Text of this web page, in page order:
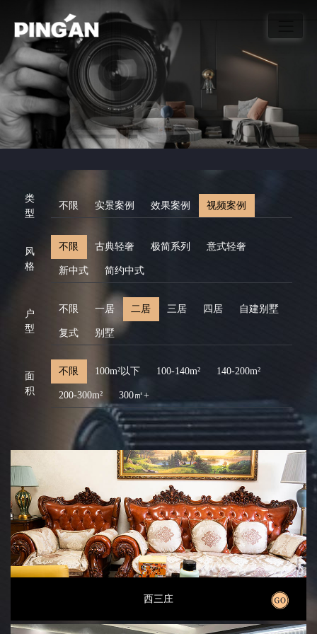
类
型
不限 实景案例 效果案例 视频案例
风
格
不限 古典轻奢 极简系列 意式轻奢
新中式 简约中式
户
型
不限 一居 二居 三居 四居 自建别墅
复式 别墅
面
积
不限 100m²以下 100-140m² 140-200m²
200-300m² 300㎡+
西三庄